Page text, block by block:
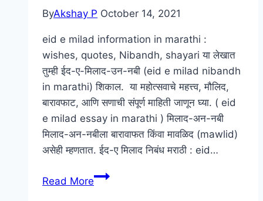
ByAkshay P October 14, 2021
eid e milad information in marathi :
wishes, quotes, Nibandh, shayari या लेखात
तुम्ही ईद-ए-मिलाद-उन-नबी (eid e milad nibandh
in marathi) शिकाल. या महोत्सवाचे महत्त्व, मौलिद,
बारावफाट, आणि सणाची संपूर्ण माहिती जाणून घ्या. ( eid
e milad essay in marathi ) मिलाद-अन-नबी
मिलाद-अन-नबीला बारावाफत किंवा मावळिद (mawlid)
असेही म्हणतात. ईद-ए मिलाद निबंध मराठी : eid…
Read Moreईद-